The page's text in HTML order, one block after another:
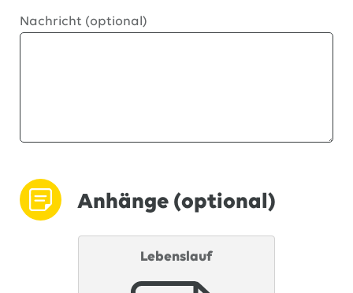
Nachricht (optional)
Anhänge (optional)
Lebenslauf